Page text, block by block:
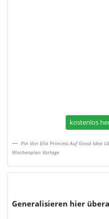
kostenlos
Pin Von Ella Princess Auf Good Idea
Wochenplan Vorlage
Generalisieren hier